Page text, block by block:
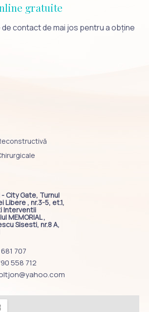
gratuite
contact de mai jos pentru a obține
City Gate, Turnul
Libere , nr.3-5, et.1,
Interventii
MEMORIAL ,
Sisesti, nr.8 A,
707
558 712